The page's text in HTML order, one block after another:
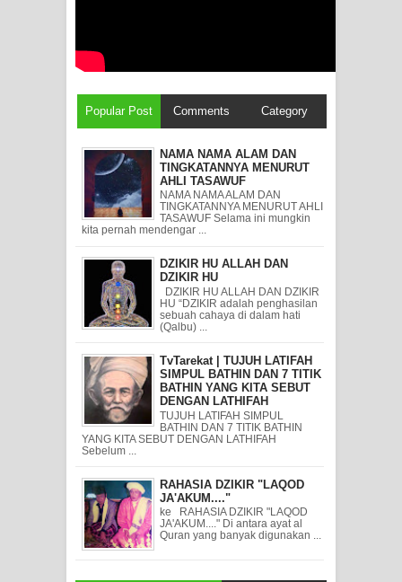
Popular Post Comments Category
NAMA NAMA ALAM DAN
TINGKATANNYA MENURUT
AHLI TASAWUF
NAMA NAMA ALAM DAN
TINGKATANNYA MENURUT AHLI
TASAWUF Selama ini mungkin
kita pernah mendengar ...
DZIKIR HU ALLAH DAN
DZIKIR HU
DZIKIR HU ALLAH DAN DZIKIR
HU “DZIKIR adalah penghasilan
sebuah cahaya di dalam hati
(Qalbu) ...
TvTarekat | TUJUH LATIFAH
SIMPUL BATHIN DAN 7 TITIK
BATHIN YANG KITA SEBUT
DENGAN LATHIFAH
TUJUH LATIFAH SIMPUL
BATHIN DAN 7 TITIK BATHIN
YANG KITA SEBUT DENGAN LATHIFAH
Sebelum ...
RAHASIA DZIKIR "LAQOD
JA'AKUM...."
ke RAHASIA DZIKIR "LAQOD
JA'AKUM...." Di antara ayat al
Quran yang banyak digunakan ...